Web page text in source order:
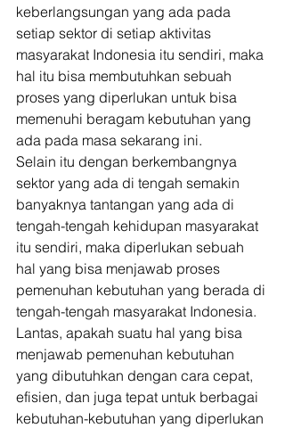
keberlangsungan yang ada pada
setiap sektor di setiap aktivitas
masyarakat Indonesia itu sendiri, maka
hal itu bisa membutuhkan sebuah
proses yang diperlukan untuk bisa
memenuhi beragam kebutuhan yang
ada pada masa sekarang ini.
Selain itu dengan berkembangnya
sektor yang ada di tengah semakin
banyaknya tantangan yang ada di
tengah-tengah kehidupan masyarakat
itu sendiri, maka diperlukan sebuah
hal yang bisa menjawab proses
pemenuhan kebutuhan yang berada di
tengah-tengah masyarakat Indonesia.
Lantas, apakah suatu hal yang bisa
menjawab pemenuhan kebutuhan
yang dibutuhkan dengan cara cepat,
efisien, dan juga tepat untuk berbagai
kebutuhan-kebutuhan yang diperlukan